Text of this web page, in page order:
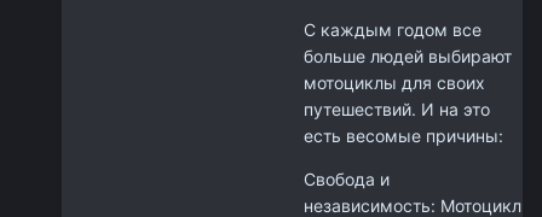
С каждым годом все
больше людей выбирают
мотоциклы для своих
путешествий. И на это
есть весомые причины:
Свобода и
независимость: Мотоцикл